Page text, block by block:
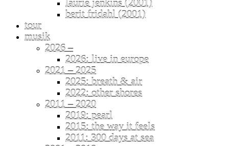
laurie jenkins (2001)
berit fridahl (2001)
tour
musik
2026 –
2026: live in europe
2021 – 2025
2025: breath & air
2022: other shores
2011 – 2020
2019: pearl
2015: the way it feels
2011: 300 days at sea